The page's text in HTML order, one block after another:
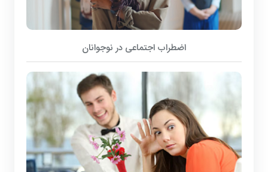
اضطراب اجتماعی در نوجوانان